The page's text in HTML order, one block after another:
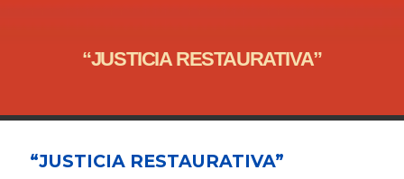
“JUSTICIA RESTAURATIVA”
“JUSTICIA RESTAURATIVA”